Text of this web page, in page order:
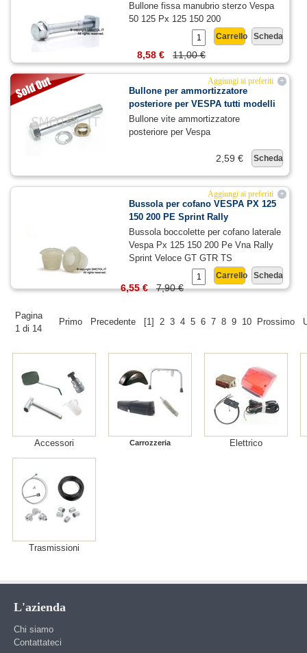
Bullone fissa manubrio sterzo Vespa
50 125 Px 125 150 200
Scheda
Carrello
11,00 €
8,58 €
+
Aggiungi ai preferiti
Bullone per ammortizzatore
posteriore per VESPA tutti modelli
Bullone vite ammortizzatore
posteriore per Vespa
Scheda
2,59 €
+
Aggiungi ai preferiti
Bussola per cofano VESPA PX 125
150 200 PE Sprint Rally
Bussola boccolette per cofano laterale
Vespa Px 125 150 200 Pe Vna Rally
Sprint Veloce GT GTR TS
Scheda
Carrello
7,90 €
6,55 €
Pagina
1 di 14
Primo Precedente [1] 2 3 4 5 6 7 8 9 10 Prossimo
Accessori Carrozzeria Elettrico
Trasmissioni
L'azienda
Chi siamo
Contattateci